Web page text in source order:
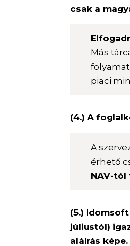
csak a
Más
piaci
(4.) A
A
érhető
NAV-
(5.)
júliustól)
aláírás képe.